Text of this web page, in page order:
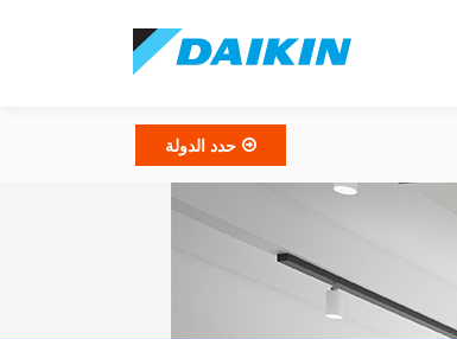
حدد الدولة